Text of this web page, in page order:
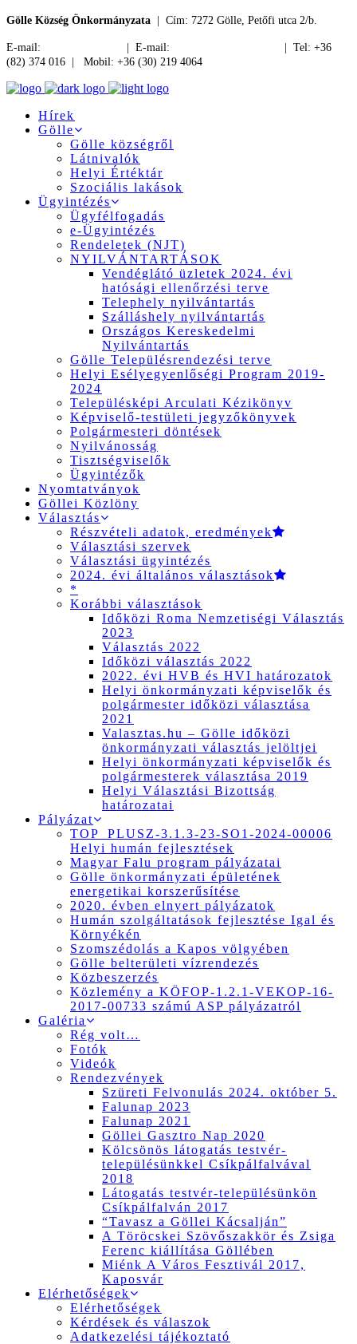
Gölle Község Önkormányzata | Cím: 7272 Gölle, Petőfi utca 2/b.
E-mail: | E-mail:
| Tel: +36
(82) 374 016 | Mobil: +36 (30) 219 4064
Hírek
Gölle
Gölle községről
Látnivalók
Helyi Értéktár
Szociális lakások
Ügyintézés
Ügyfélfogadás
e-Ügyintézés
Rendeletek (NJT)
NYILVÁNTARTÁSOK
Vendéglátó üzletek 2024. évi
hatósági ellenőrzési terve
Telephely nyilvántartás
Szálláshely nyilvántartás
Országos Kereskedelmi
Nyilvántartás
Gölle Településrendezési terve
Helyi Esélyegyenlőségi Program 2019-
2024
Településképi Arculati Kézikönyv
Képviselő-testületi jegyzőkönyvek
Polgármesteri döntések
Nyilvánosság
Tisztségviselők
Ügyintézők
Nyomtatványok
Göllei Közlöny
Választás
Részvételi adatok, eredmények
Választási szervek
Választási ügyintézés
2024. évi általános választások
*
Korábbi választások
Időközi Roma Nemzetiségi Választás
2023
Választás 2022
Időközi választás 2022
2022. évi HVB és HVI határozatok
Helyi önkormányzati képviselők és
polgármester időközi választása
2021
Valasztas.hu – Gölle időközi
önkormányzati választás jelöltjei
Helyi önkormányzati képviselők és
polgármesterek választása 2019
Helyi Választási Bizottság
határozatai
Pályázat
TOP_PLUSZ-3.1.3-23-SO1-2024-00006
Helyi humán fejlesztések
Magyar Falu program pályázatai
Gölle önkormányzati épületének
energetikai korszerűsítése
2020. évben elnyert pályázatok
Humán szolgáltatások fejlesztése Igal és
Környékén
Szomszédolás a Kapos völgyében
Gölle belterületi vízrendezés
Közbeszerzés
Közlemény a KÖFOP-1.2.1-VEKOP-16-
2017-00733 számú ASP pályázatról
Galéria
Rég volt…
Fotók
Videók
Rendezvények
Szüreti Felvonulás 2024. október 5.
Falunap 2023
Falunap 2021
Göllei Gasztro Nap 2020
Kölcsönös látogatás testvér-
településünkkel Csíkpálfalvával
2018
Látogatás testvér-településünkön
Csíkpálfalván 2017
“Tavasz a Göllei Kácsalján”
A Töröcskei Szövőszakkör és Zsiga
Ferenc kiállítása Göllében
Miénk A Város Fesztivál 2017,
Kaposvár
Elérhetőségek
Elérhetőségek
Kérdések és válaszok
Adatkezelési tájékoztató